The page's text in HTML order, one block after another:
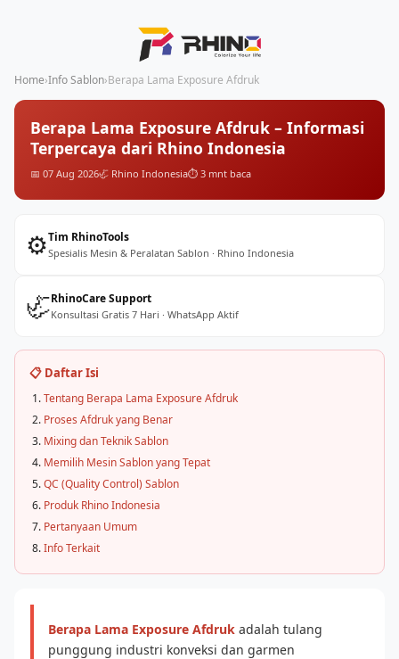
Home›Info Sablon›Berapa Lama Exposure Afdruk
Berapa Lama Exposure Afdruk – Informasi
Terpercaya dari Rhino Indonesia
📅 07 Aug 2026🦏 Rhino Indonesia⏱️ 3 mnt baca
⚙️Tim RhinoTools
Spesialis Mesin & Peralatan Sablon · Rhino Indonesia
🦏RhinoCare Support
Konsultasi Gratis 7 Hari · WhatsApp Aktif
📋 Daftar Isi
Tentang Berapa Lama Exposure Afdruk
Proses Afdruk yang Benar
Mixing dan Teknik Sablon
Memilih Mesin Sablon yang Tepat
QC (Quality Control) Sablon
Produk Rhino Indonesia
Pertanyaan Umum
Info Terkait
Berapa Lama Exposure Afdruk adalah tulang
punggung industri konveksi dan garmen